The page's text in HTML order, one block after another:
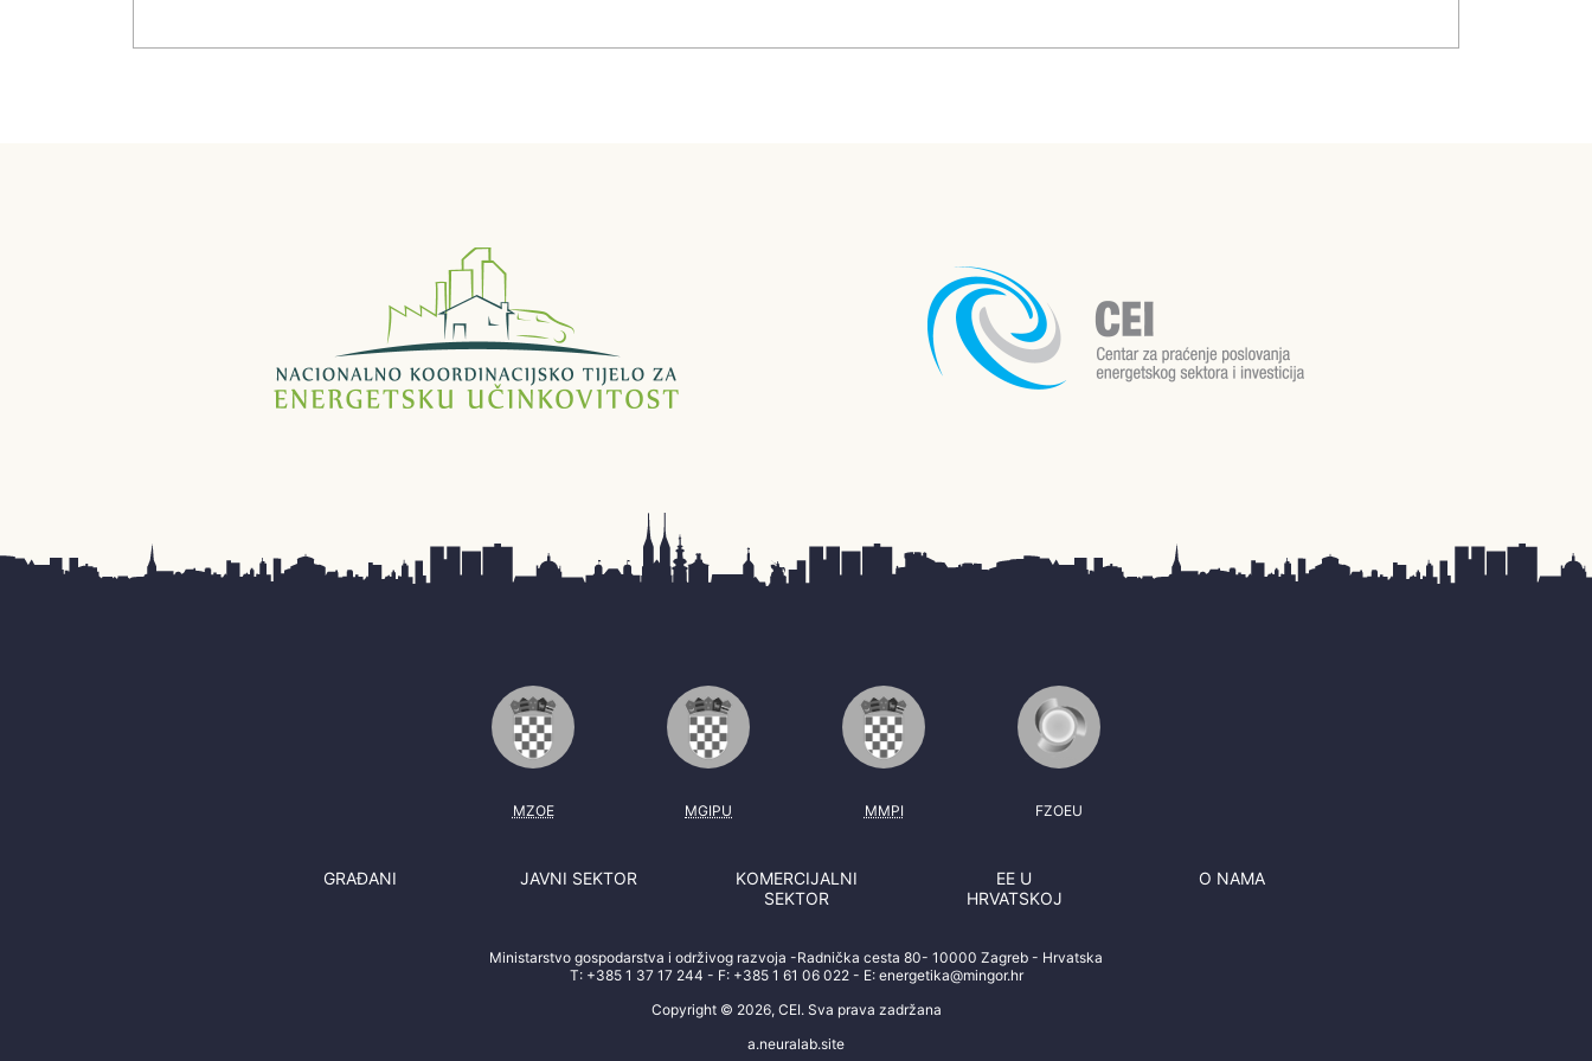
MZOE MGIPU MMPI FZOEU
GRAĐANI JAVNI SEKTOR
KOMERCIJALNI
SEKTOR
EE U
HRVATSKOJ
O NAMA
Ministarstvo gospodarstva i održivog razvoja -Radnička cesta 80- 10000 Zagreb - Hrvatska
T: +385 1 37 17 244 - F: +385 1 61 06 022- E: energetika@mingor.hr
Copyright © 2026, CEI. Sva prava zadržana
a.neuralab.site